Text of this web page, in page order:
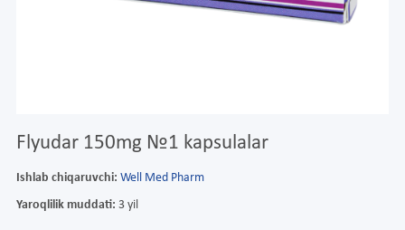
Flyudar 150mg №1 kapsulalar
Ishlab chiqaruvchi: Well Med Pharm
Yaroqlilik muddati: 3 yil